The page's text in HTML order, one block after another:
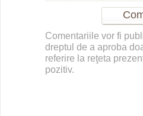
Comentariile vor fi
dreptul de a aproba
referire la reţeta
pozitiv.